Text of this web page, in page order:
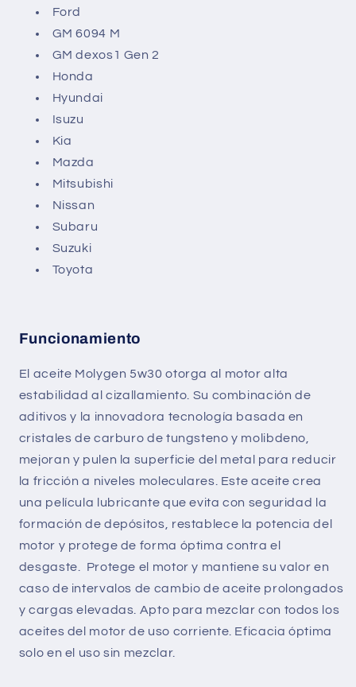
Ford
GM 6094 M
GM dexos1 Gen 2
Honda
Hyundai
Isuzu
Kia
Mazda
Mitsubishi
Nissan
Subaru
Suzuki
Toyota
Funcionamiento
El aceite Molygen 5w30 otorga al motor alta
estabilidad al cizallamiento. Su combinación de
aditivos y la innovadora tecnología basada en
cristales de carburo de tungsteno y molibdeno,
mejoran y pulen la superficie del metal para reducir
la fricción a niveles moleculares. Este aceite crea
una película lubricante que evita con seguridad la
formación de depósitos, restablece la potencia del
motor y protege de forma óptima contra el
desgaste. Protege el motor y mantiene su valor en
caso de intervalos de cambio de aceite prolongados
y cargas elevadas. Apto para mezclar con todos los
aceites del motor de uso corriente. Eficacia óptima
solo en el uso sin mezclar.